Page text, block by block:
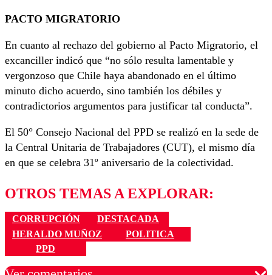
PACTO MIGRATORIO
En cuanto al rechazo del gobierno al Pacto Migratorio, el
excanciller indicó que “no sólo resulta lamentable y
vergonzoso que Chile haya abandonado en el último
minuto dicho acuerdo, sino también los débiles y
contradictorios argumentos para justificar tal conducta”.
El 50° Consejo Nacional del PPD se realizó en la sede de
la Central Unitaria de Trabajadores (CUT), el mismo día
en que se celebra 31º aniversario de la colectividad.
OTROS TEMAS A EXPLORAR:
CORRUPCIÓN
DESTACADA
HERALDO MUÑOZ
POLITICA
PPD